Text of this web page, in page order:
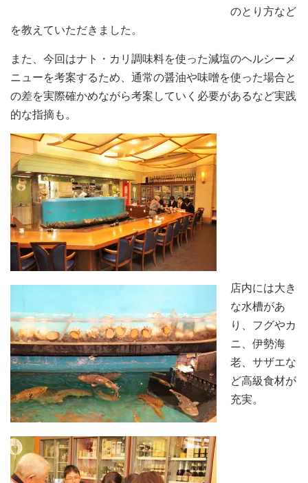
のとり方など
を教えていただきました。
また、今回はナト・カリ調味料を使った減塩のヘルシーメ
ニューを考案するため、通常の醤油や味噌を使った場合と
の差を実際確かめながら考案していく必要があるなど実践
的な指摘も。
店内には大き
な水槽があ
り、フグやカ
ニ、伊勢海
老、サザエな
ど高級食材が
充実。